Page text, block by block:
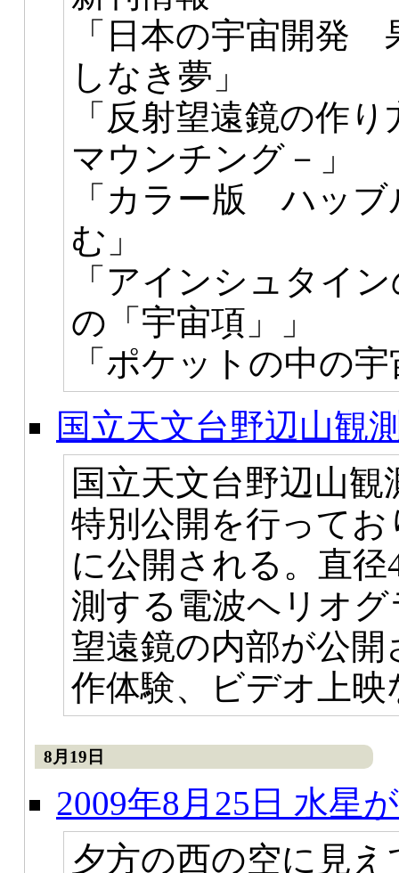
「日本の宇宙開発
しなき夢」
「反射望遠鏡の作
マウンチング－」
「カラー版 ハッブ
む」
「アインシュタイ
の「宇宙項」」
「ポケットの中の
国立天文台野辺山観
国立天文台野辺山
特別公開を行ってお
に公開される。直
測する電波ヘリオ
望遠鏡の内部が公
作体験、ビデオ上
8月19日
2009年8月25日 水星
夕方の西の空に見